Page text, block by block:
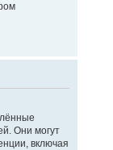
Они могут
включая